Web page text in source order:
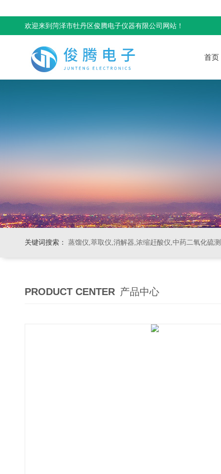
欢迎来到菏泽市牡丹区俊腾电子仪器有限公司网站！
首页
关键词搜索： 蒸馏仪,萃取仪,消解器,浓缩赶酸仪,中药二氧化硫
PRODUCT CENTER 产品中心